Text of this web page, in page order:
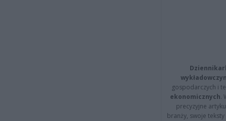
gospodarczych i
ekonomicznych.
precyzyjne
branży, swoje